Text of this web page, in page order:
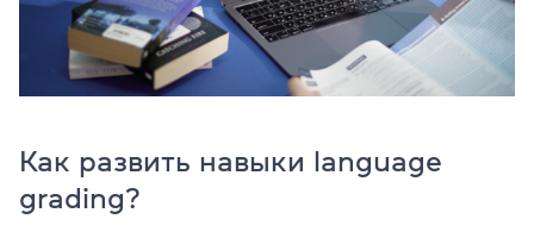
Как развить навыки language
grading?